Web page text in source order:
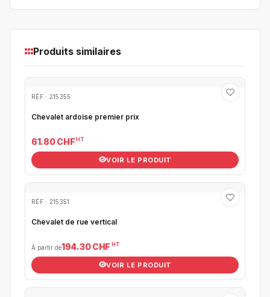
Produits similaires
RÉF : 215355
Chevalet ardoise premier prix
61.80 CHF HT
VOIR LE PRODUIT
RÉF : 215351
Chevalet de rue vertical
À partir de194.30 CHF HT
VOIR LE PRODUIT